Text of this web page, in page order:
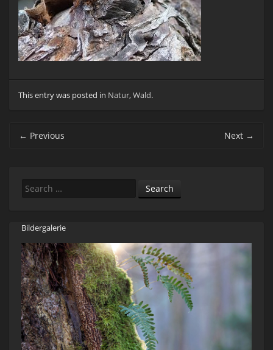
This entry was posted in Natur,Wald.
Post navigation
← Previous Next →
Search
Bildergalerie